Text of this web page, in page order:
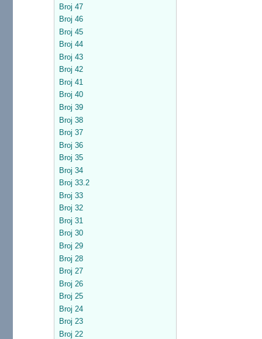
Broj 47
Broj 46
Broj 45
Broj 44
Broj 43
Broj 42
Broj 41
Broj 40
Broj 39
Broj 38
Broj 37
Broj 36
Broj 35
Broj 34
Broj 33.2
Broj 33
Broj 32
Broj 31
Broj 30
Broj 29
Broj 28
Broj 27
Broj 26
Broj 25
Broj 24
Broj 23
Broj 22